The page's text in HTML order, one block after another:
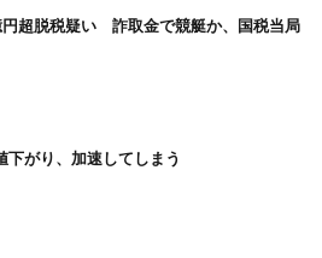
超脱税疑い 詐取金で競艇か、国税当局
下がり、加速してしまう